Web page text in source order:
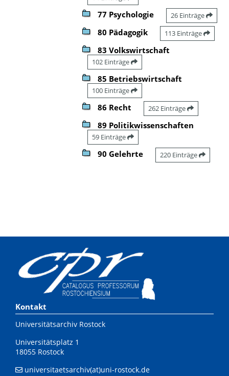
77 Psychologie 26 Einträge
80 Pädagogik 113 Einträge
83 Volkswirtschaft
102 Einträge
85 Betriebswirtschaft
100 Einträge
86 Recht 262 Einträge
89 Politikwissenschaften
59 Einträge
90 Gelehrte 220 Einträge
Kontakt
Universitätsarchiv Rostock
Universitätsplatz 1
18055 Rostock
universitaetsarchiv(at)uni-rostock.de